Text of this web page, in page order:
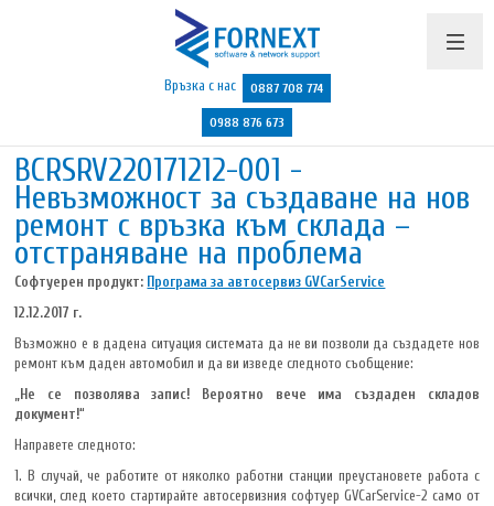
Продукти и цени
Поддръжка
Бюлетин
Полезно
Указания
Контакти
Връзка с нас 0887 708 774
0988 876 673
BCRSRV220171212-001 -
Невъзможност за създаване на нов
ремонт с връзка към склада –
отстраняване на проблема
Софтуерен продукт: Програма за автосервиз GVCarService
12.12.2017 г.
Възможно е в дадена ситуация системата да не ви позволи да създадете нов
ремонт към даден автомобил и да ви изведе следното съобщение:
„Не се позволява запис! Вероятно вече има създаден складов
документ!“
Направете следното:
1. В случай, че работите от няколко работни станции преустановете работа с
всички, след което стартирайте автосервизния софтуер GVCarService-2 само от